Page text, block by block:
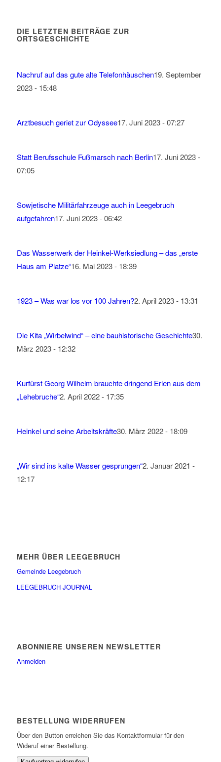
DIE LETZTEN BEITRÄGE ZUR
ORTSGESCHICHTE
Nachruf auf das gute alte Telefonhäuschen19. September
2023 - 15:48
Arztbesuch geriet zur Odyssee17. Juni 2023 - 07:27
Statt Berufsschule Fußmarsch nach Berlin17. Juni 2023 -
07:05
Sowjetische Militärfahrzeuge auch in Leegebruch
aufgefahren17. Juni 2023 - 06:42
Das Wasserwerk der Heinkel-Werksiedlung – das „erste
Haus am Platze“16. Mai 2023 - 18:39
1923 – Was war los vor 100 Jahren?2. April 2023 - 13:31
Die Kita „Wirbelwind“ – eine bauhistorische Geschichte30.
März 2023 - 12:32
Kurfürst Georg Wilhelm brauchte dringend Erlen aus dem
„Lehebruche“2. April 2022 - 17:35
Heinkel und seine Arbeitskräfte30. März 2022 - 18:09
„Wir sind ins kalte Wasser gesprungen“2. Januar 2021 -
12:17
MEHR ÜBER LEEGEBRUCH
Gemeinde Leegebruch
LEEGEBRUCH JOURNAL
ABONNIERE UNSEREN NEWSLETTER
Anmelden
BESTELLUNG WIDERRUFEN
Über den Button erreichen Sie das Kontaktformular für den
Wideruf einer Bestellung.